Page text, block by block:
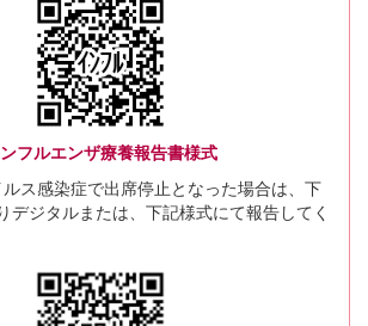
フルエンザ療養報告書様式
ス感染症で出席停止となった場合は、下
デジタルまたは、下記様式にて報告してく